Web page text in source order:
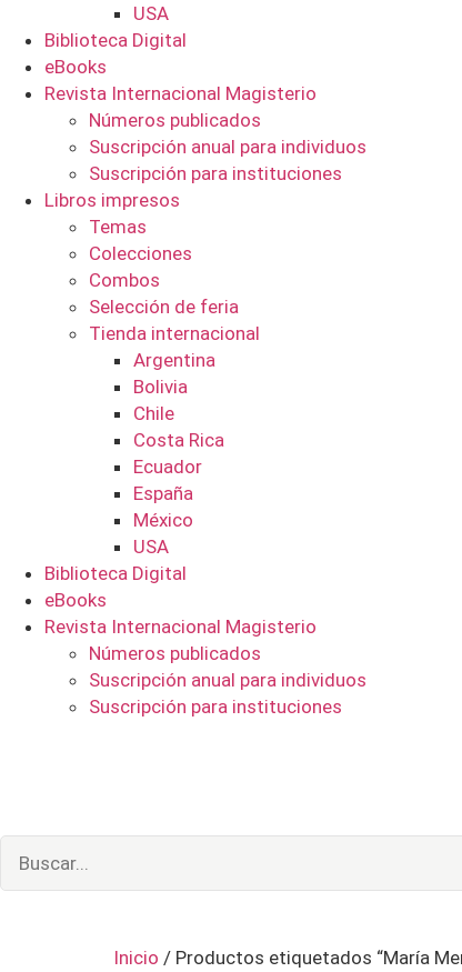
USA
Biblioteca Digital
eBooks
Revista Internacional Magisterio
Números publicados
Suscripción anual para individuos
Suscripción para instituciones
Libros impresos
Temas
Colecciones
Combos
Selección de feria
Tienda internacional
Argentina
Bolivia
Chile
Costa Rica
Ecuador
España
México
USA
Biblioteca Digital
eBooks
Revista Internacional Magisterio
Números publicados
Suscripción anual para individuos
Suscripción para instituciones
Inicio / Productos etiquetados “María